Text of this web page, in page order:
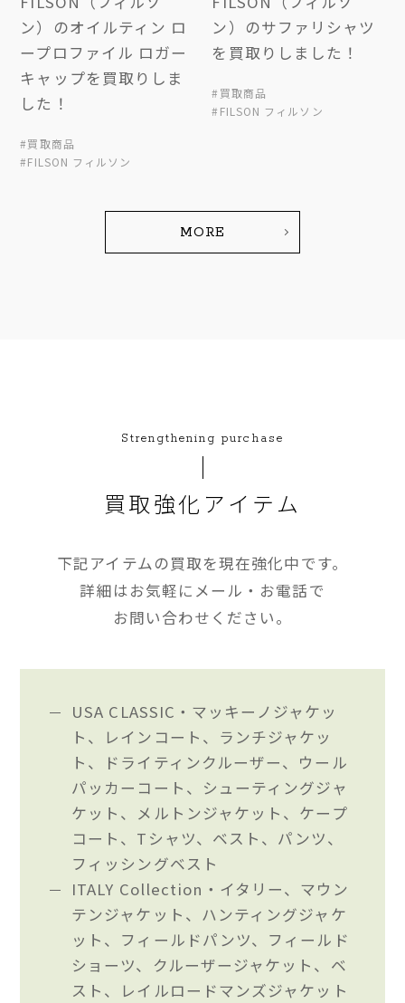
ン）のオイルティン ロ
ープロファイル ロガー
キャップを買取りしま
した！
#買取商品
#FILSON フィルソン
ン）のサファリシャツ
を買取りしました！
#買取商品
#FILSON フィルソン
MORE
Strengthening purchase
買取強化アイテム
下記アイテムの買取を現在強化中です。
詳細はお気軽にメール・お電話で
お問い合わせください。
USA CLASSIC・マッキーノジャケッ
ト、レインコート、ランチジャケッ
ト、ドライティンクルーザー、ウール
パッカーコート、シューティングジャ
ケット、メルトンジャケット、ケープ
コート、Tシャツ、ベスト、パンツ、
フィッシングベスト
ITALY Collection・イタリー、マウン
テンジャケット、ハンティングジャケ
ット、フィールドパンツ、フィールド
ショーツ、クルーザージャケット、ベ
スト、レイルロードマンズジャケット